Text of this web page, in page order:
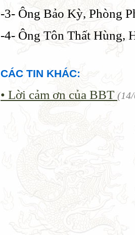
-3- Ông Bảo Kỳ, Phòng
-4- Ông Tôn Thất Hùng,
CÁC TIN KHÁC:
• Lời cảm ơn của BBT